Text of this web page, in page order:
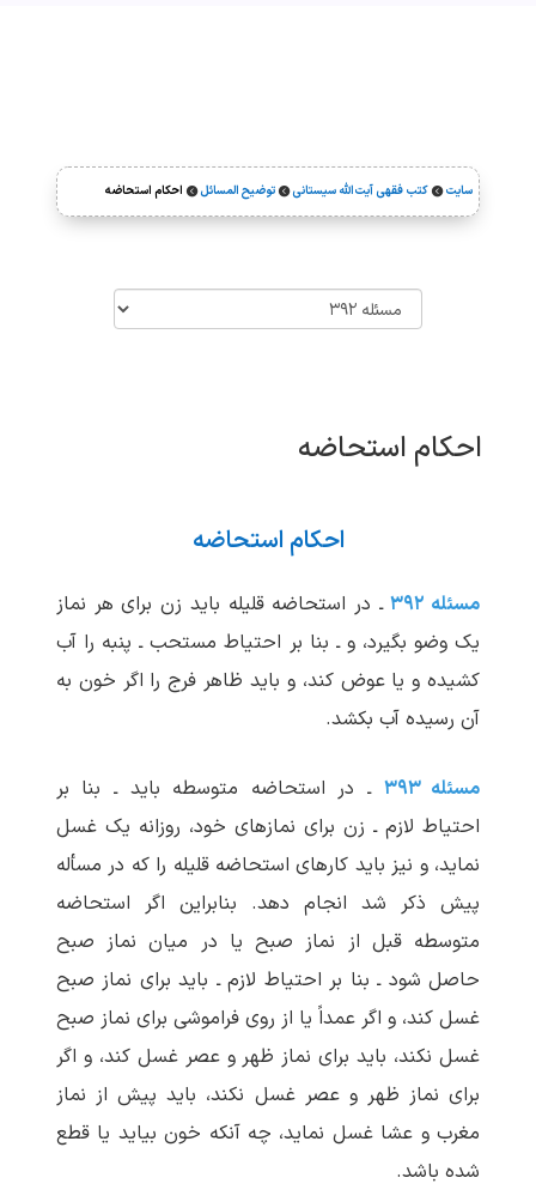
سایت  کتب فقهی آیت‌الله سیستانی  توضیح المسائل  احکام استحاضه
احکام استحاضه
احکام استحاضه
مسئله ۳۹۲
ـ در استحاضه قلیله باید زن برای هر نماز
یک وضو بگیرد، و ـ بنا بر احتیاط مستحب ـ پنبه را آب
کشیده و یا عوض کند، و باید ظاهر فرج را اگر خون به
آن رسیده آب بکشد.
مسئله ۳۹۳
ـ در استحاضه متوسطه باید ـ بنا بر
احتیاط لازم ـ زن برای نمازهای خود، روزانه یک غسل
نماید، و نیز باید کارهای استحاضه قلیله را که در مسأله
پیش ذکر شد انجام دهد. بنابراین اگر استحاضه
متوسطه قبل از نماز صبح یا در میان نماز صبح
حاصل شود ـ بنا بر احتیاط لازم ـ باید برای نماز صبح
غسل کند، و اگر عمداً یا از روی فراموشی برای نماز صبح
غسل نکند، باید برای نماز ظهر و عصر غسل کند، و اگر
برای نماز ظهر و عصر غسل نکند، باید پیش از نماز
مغرب و عشا غسل نماید، چه آنکه خون بیاید یا قطع
شده باشد.